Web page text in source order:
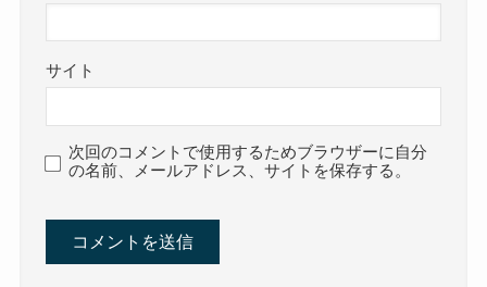
サイト
次回のコメントで使用するためブラウザーに自分
の名前、メールアドレス、サイトを保存する。